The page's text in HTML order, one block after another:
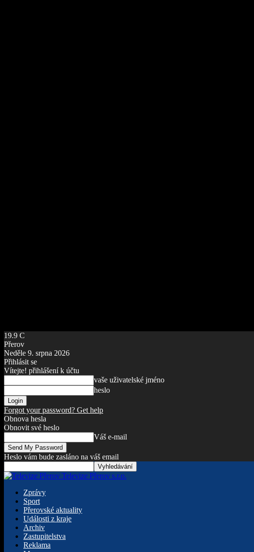
19.9 C
Přerov
Neděle 9. srpna 2026
Přihlásit se
Vítejte! přihlášení k účtu
vaše uživatelské jméno
heslo
Forgot your password? Get help
Obnova hesla
Obnovit své heslo
Váš e-mail
Heslo vám bude zasláno na váš email
Televize Přerov s.r.o.
Zprávy
Sport
Přerovské aktuality
Události z kraje
Archiv
Zastupitelstva
Reklama